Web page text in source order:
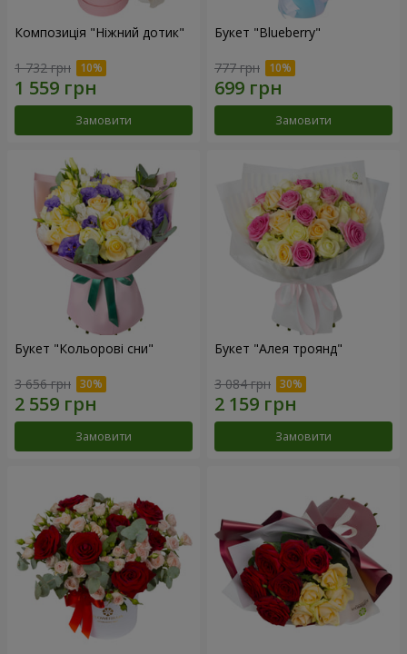
Композиція "Ніжний дотик"
1 732 грн
Замовити
Букет "Blueberry"
777 грн
Замовити
Букет "Кольорові сни"
3 656 грн
Замовити
Букет "Алея троянд"
3 084 грн
Замовити